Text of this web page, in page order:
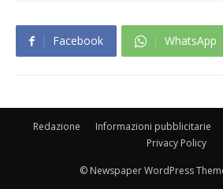
Facebook WhatsApp
Redazione Informazioni pubblicitarie
Privacy Policy
© Newspaper WordPress